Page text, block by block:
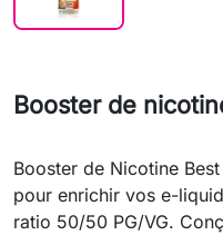
Booster de
Booster de Nicotine
pour enrichir vos e-
ratio 50/50 PG/VG.